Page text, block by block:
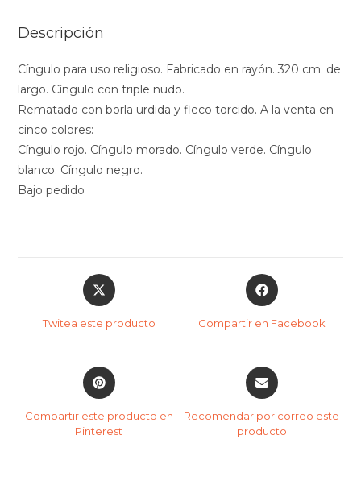
Descripción
Cíngulo para uso religioso. Fabricado en rayón. 320 cm. de
largo. Cíngulo con triple nudo.
Rematado con borla urdida y fleco torcido. A la venta en
cinco colores:
Cíngulo rojo. Cíngulo morado. Cíngulo verde. Cíngulo
blanco. Cíngulo negro.
Bajo pedido
Twitea este producto Compartir en Facebook
Compartir este producto en
Pinterest
Recomendar por correo este
producto